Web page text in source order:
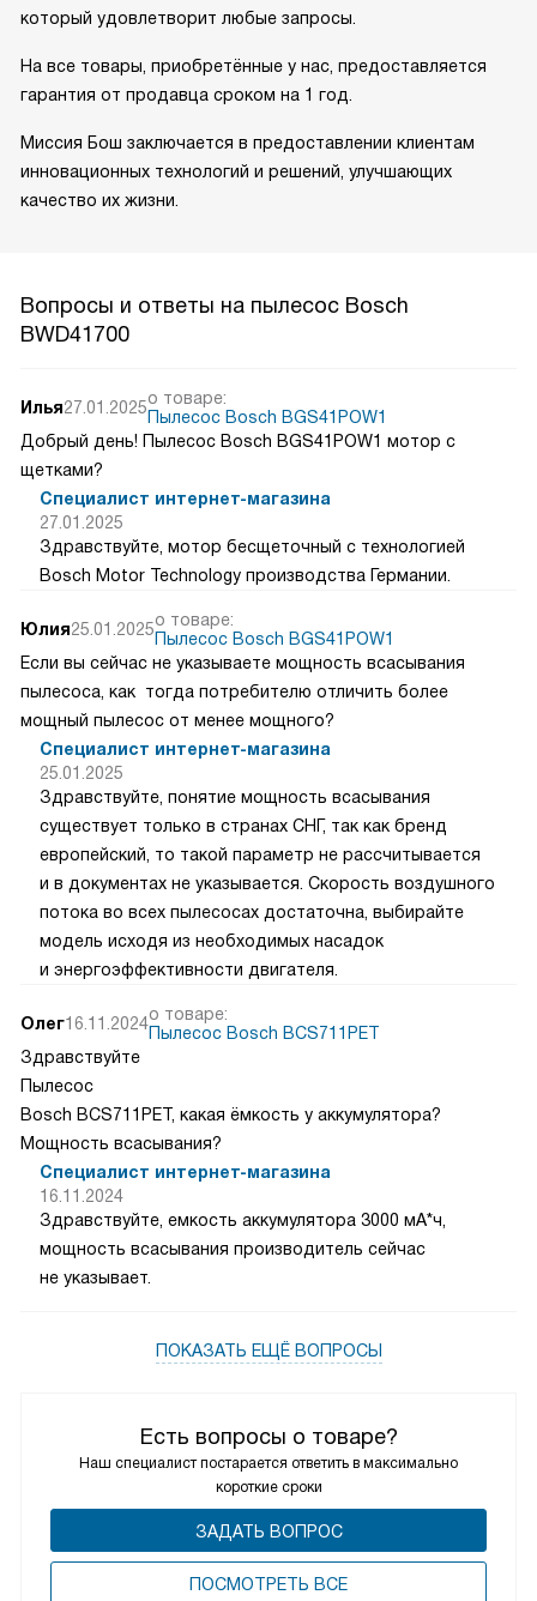
который удовлетворит любые запросы.
На все товары, приобретённые у нас, предоставляется
гарантия от продавца сроком на 1 год.
Миссия Бош заключается в предоставлении клиентам
инновационных технологий и решений, улучшающих
качество их жизни.
Вопросы и ответы на пылесос Bosch
BWD41700
Есть вопросы о товаре?
Наш специалист постарается ответить в максимально
короткие сроки
ЗАДАТЬ ВОПРОС
ПОCМОТРЕТЬ ВСЕ
Илья27.01.2025о товаре:
Пылесос Bosch BGS41POW1
Добрый день! Пылесос Bosch BGS41POW1 мотор с
щетками?
Специалист интернет-магазина
27.01.2025
Здравствуйте, мотор бесщеточный с технологией
Bosch Motor Technology производства Германии.
Юлия25.01.2025о товаре:
Пылесос Bosch BGS41POW1
Если вы сейчас не указываете мощность всасывания
пылесоса, как тогда потребителю отличить более
мощный пылесос от менее мощного?
Специалист интернет-магазина
25.01.2025
Здравствуйте, понятие мощность всасывания
существует только в странах СНГ, так как бренд
европейский, то такой параметр не рассчитывается
и в документах не указывается. Скорость воздушного
потока во всех пылесосах достаточна, выбирайте
модель исходя из необходимых насадок
и энергоэффективности двигателя.
Олег16.11.2024о товаре:
Пылесос Bosch BCS711PET
Здравствуйте
Пылесос
Bosch BCS711PET, какая ёмкость у аккумулятора?
Мощность всасывания?
Специалист интернет-магазина
16.11.2024
Здравствуйте, емкость аккумулятора 3000 мА*ч,
мощность всасывания производитель сейчас
не указывает.
ПОКАЗАТЬ ЕЩЁ ВОПРОСЫ